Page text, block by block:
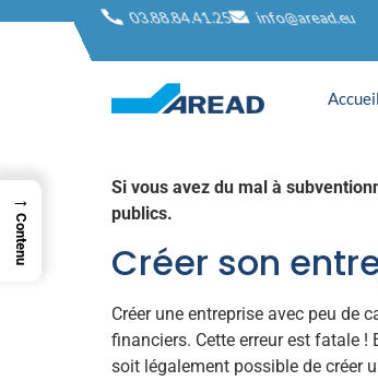
03.88.84.41.25 info@aread.eu
Accueil
3 erreurs à
Si vous avez du mal à
publics.
Créer son
Créer une entreprise avec peu de
financiers. Cette erreur est fatale !
soit légalement possible de créer
→
Contenu